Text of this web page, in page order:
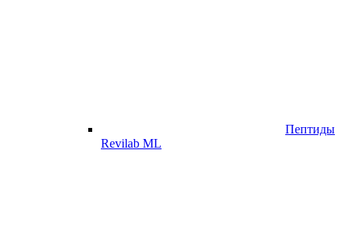
Пептиды
Revilab ML